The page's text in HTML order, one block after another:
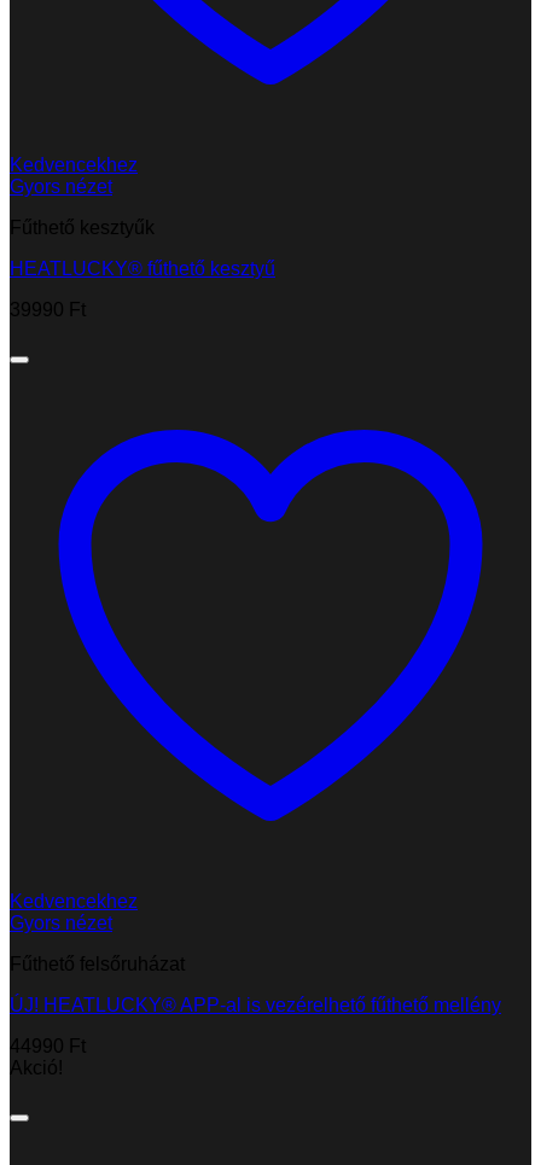
Kedvencekhez
Gyors nézet
Fűthető kesztyűk
HEATLUCKY® fűthető kesztyű
39990 Ft
Kedvencekhez
Gyors nézet
Fűthető felsőruházat
ÚJ! HEATLUCKY® APP-al is vezérelhető fűthető mellény
44990 Ft
Akció!